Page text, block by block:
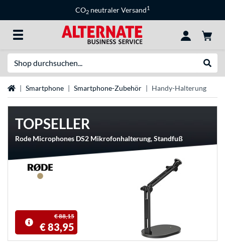
CO2 neutraler Versand1
StartseiteSmartphone Smartphone-Zubehör Handy-Halterung
TOPSELLER
Rode Microphones DS2 Mikrofonhalterung, Standfuß
€ 88,15
€ 83,95